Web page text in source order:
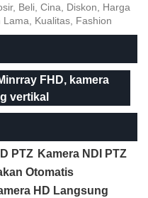
Beli, Cina, Diskon, Harga
Kualitas, Fashion
FHD, kamera
vertikal
PTZ Kamera NDI PTZ
Otomatis
HD Langsung